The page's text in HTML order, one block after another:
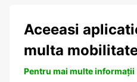
Aceeasi
multa
Pentru mai multe informații